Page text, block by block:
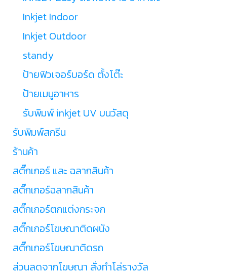
Inkjet Indoor
Inkjet Outdoor
standy
ป้ายฟิวเจอร์บอร์ด ตั้งโต๊ะ
ป้ายเมนูอาหาร
รับพิมพ์ inkjet UV บนวัสดุ
รับพิมพ์สกรีน
ร้านค้า
สติ๊กเกอร์ และ ฉลากสินค้า
สติ๊กเกอร์ฉลากสินค้า
สติ๊กเกอร์ตกแต่งกระจก
สติ๊กเกอร์โฆษณาติดผนัง
สติ๊กเกอร์โฆษณาติดรถ
ส่วนลดจากโฆษณา สั่งทำโล่รางวัล